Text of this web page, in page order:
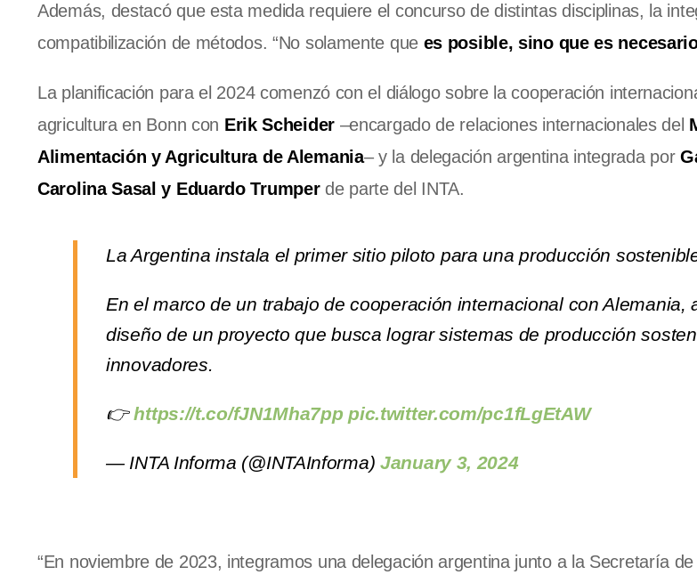
Además, destacó que esta medida requiere el concurso de distintas disciplinas, la
compatibilización de métodos. “No solamente que es posible, sino que es
La planificación para el 2024 comenzó con el diálogo sobre la cooperación
agricultura en Bonn con Erik Scheider–encargado de relaciones internacionales del
Alimentación y Agricultura de Alemania– y la delegación argentina integrada por
Carolina Sasal y Eduardo Trumperde parte del INTA.
La Argentina instala el primer sitio piloto para una producción
En el marco de un trabajo de cooperación internacional con Alemania,
diseño de un proyecto que busca lograr sistemas de producción
innovadores.
👉https://t.co/fJN1Mha7pp pic.twitter.com/pc1fLgEtAW
— INTA Informa (@INTAInforma) January 3, 2024
“En noviembre de 2023, integramos una delegación argentina junto a la Secretaría